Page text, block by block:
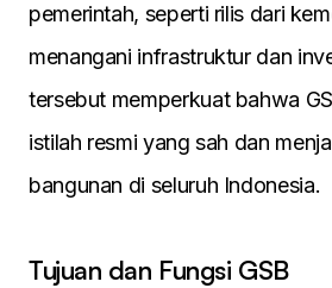
pemerintah, seperti rilis dari
menangani infrastruktur dan
tersebut memperkuat bahwa
istilah resmi yang sah dan
bangunan di seluruh Indonesia.
Tujuan dan Fungsi GSB